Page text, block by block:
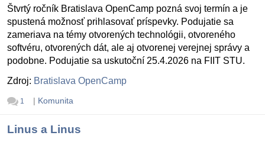
Štvrtý ročník Bratislava OpenCamp pozná svoj termín a je
spustená možnosť prihlasovať príspevky. Podujatie sa
zameriava na témy otvorených technológii, otvoreného
softvéru, otvorených dát, ale aj otvorenej verejnej správy a
podobne. Podujatie sa uskutoční 25.4.2026 na FIIT STU.
Zdroj: Bratislava OpenCamp
1 | Komunita
Linus a Linus